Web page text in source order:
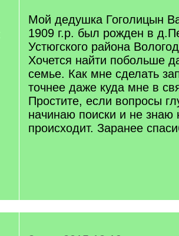
Мой дедушка Гоголицын
1909 г.р. был рожден в
Устюгского района
Хочется найти побольше
семье. Как мне сделать
точнее даже куда мне в
Простите, если вопросы
начинаю поиски и не знаю
происходит. Заранее